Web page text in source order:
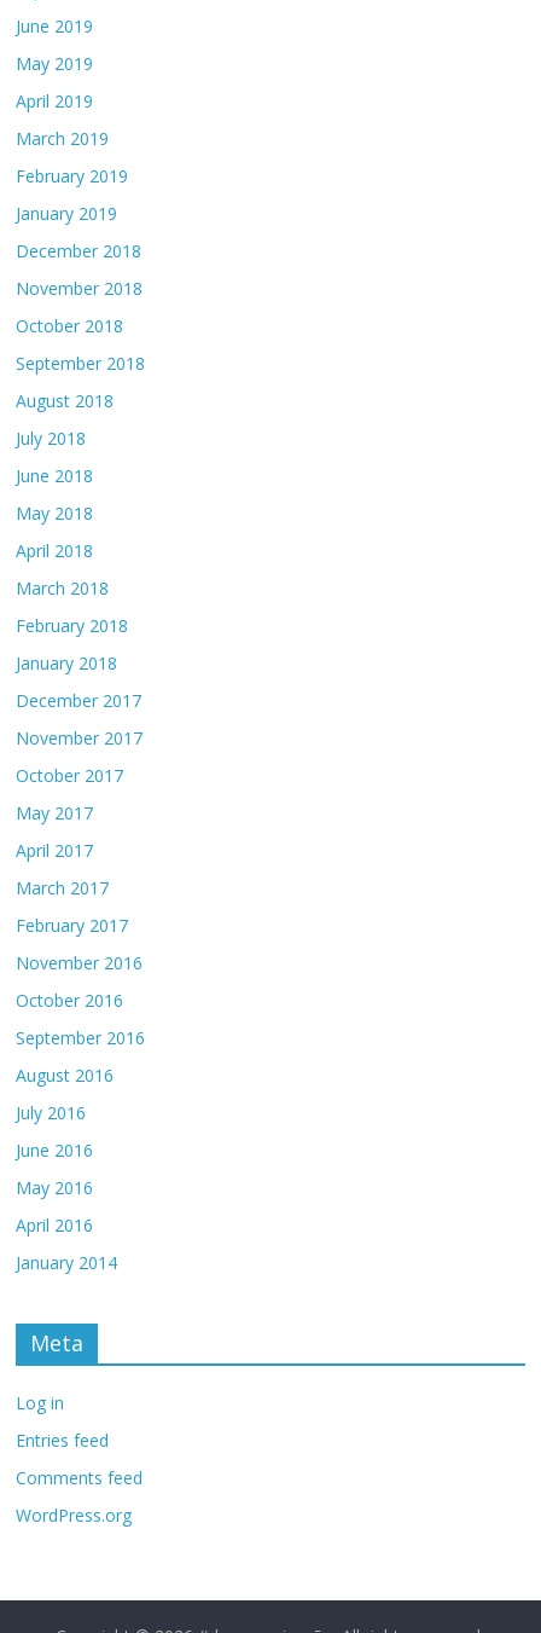
June 2019
May 2019
April 2019
March 2019
February 2019
January 2019
December 2018
November 2018
October 2018
September 2018
August 2018
July 2018
June 2018
May 2018
April 2018
March 2018
February 2018
January 2018
December 2017
November 2017
October 2017
May 2017
April 2017
March 2017
February 2017
November 2016
October 2016
September 2016
August 2016
July 2016
June 2016
May 2016
April 2016
January 2014
Meta
Log in
Entries feed
Comments feed
WordPress.org